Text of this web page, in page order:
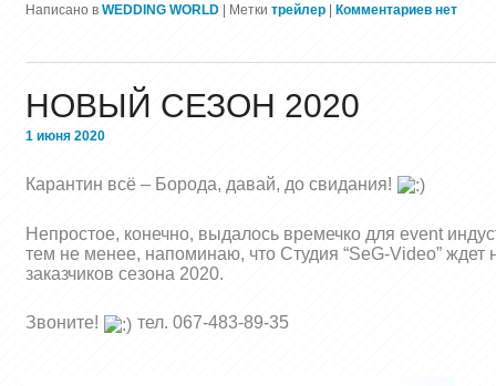
Написано в WEDDING WORLD | Метки трейлер | Комментариев нет
НОВЫЙ СЕЗОН 2020
1 июня 2020
Карантин всё – Борода, давай, до свидания!
Непростое, конечно, выдалось времечко для event
тем не менее, напоминаю, что Студия “SeG-Video” ждет
заказчиков сезона 2020.
Звоните! тел. 067-483-89-35